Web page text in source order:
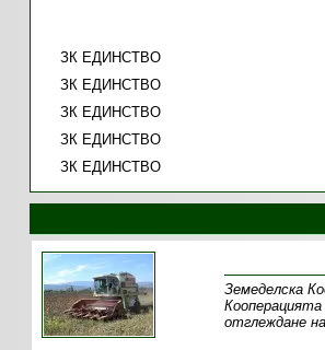
ЗК ЕДИНСТВО
ЗК ЕДИНСТВО
ЗК ЕДИНСТВО
ЗК ЕДИНСТВО
ЗК ЕДИНСТВО
Земеделска
Кооперацията
отглеждане